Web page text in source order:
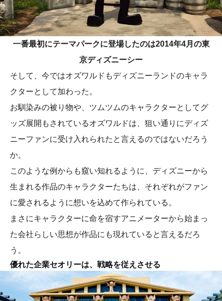
一番最初にテーマパークに登場したのは2014年4月の東
京ディズニーシー
そして、今ではオズワルドもディズニーランドのキャラ
クターとして加わった。
お馴染みの被り物や、ツムツムのキャラクターとしてグ
ッズ展開もされているオズワルドは、狙い通りにディズ
ニーファンに受け入れられたと言えるのではないだろう
か。
このような例からも窺い知れるように、ディズニーから
生まれる作品のキャラクターたちは、それぞれがファン
に愛されるように想いを込めて作られている。
まさにキャラクターに命を宿すアニメーターから始まっ
た会社らしい思想が作品にも現れていると言えるだろ
う。
優れた企業セオリーは、戦略を従えさせる